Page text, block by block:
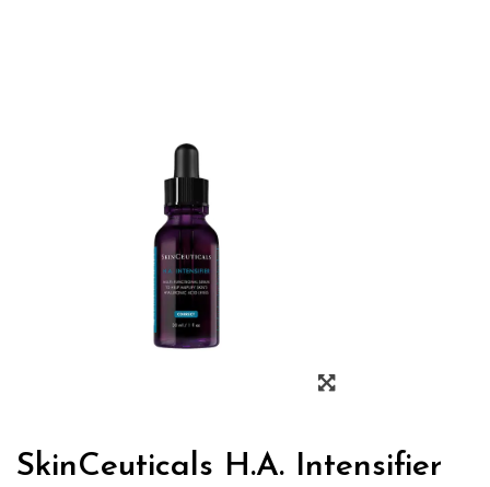
SkinCeuticals H.A. Intensifier